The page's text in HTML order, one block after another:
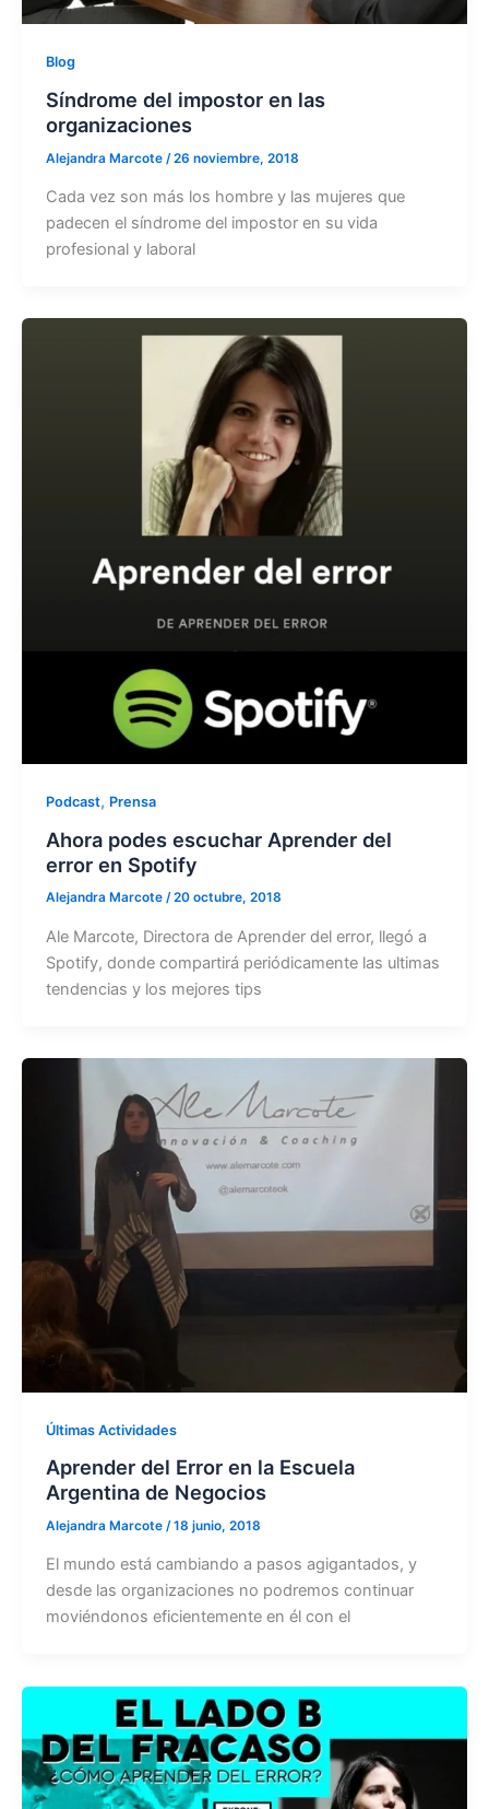
Blog
Síndrome del impostor en las
organizaciones
Alejandra Marcote /26 noviembre, 2018
Cada vez son más los hombre y las mujeres que
padecen el síndrome del impostor en su vida
profesional y laboral
Podcast, Prensa
Ahora podes escuchar Aprender del
error en Spotify
Alejandra Marcote /20 octubre, 2018
Ale Marcote, Directora de Aprender del error, llegó a
Spotify, donde compartirá periódicamente las ultimas
tendencias y los mejores tips
Últimas Actividades
Aprender del Error en la Escuela
Argentina de Negocios
Alejandra Marcote /18 junio, 2018
El mundo está cambiando a pasos agigantados, y
desde las organizaciones no podremos continuar
moviéndonos eficientemente en él con el